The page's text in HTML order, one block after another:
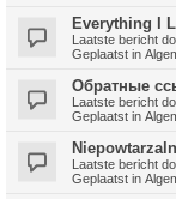
Everything I
Laatste bericht
Geplaatst in
Обратные
Laatste bericht
Geplaatst in
Laatste bericht
Geplaatst in